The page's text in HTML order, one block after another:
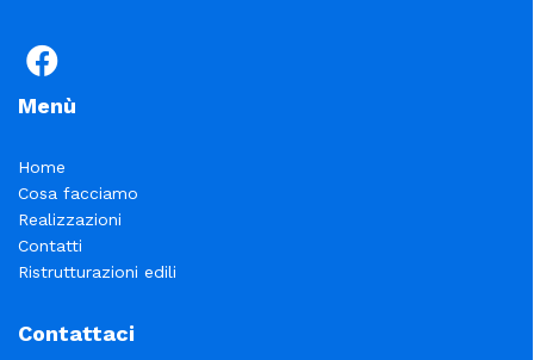
Menù
Home
Cosa facciamo
Realizzazioni
Contatti
Ristrutturazioni edili
Contattaci